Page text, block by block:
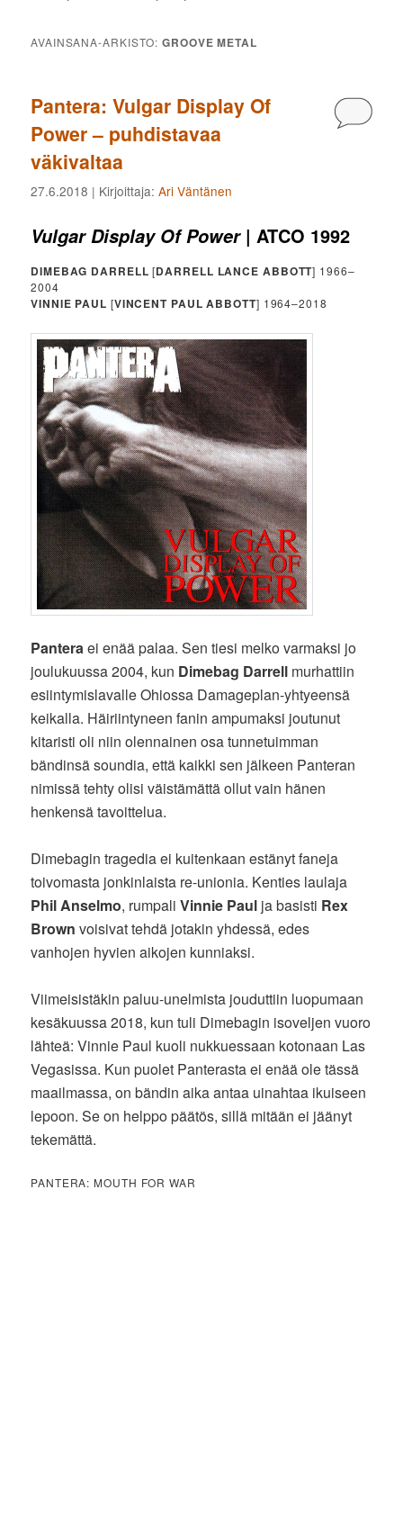
AVAINSANA-ARKISTO:GROOVE METAL
Pantera: Vulgar Display Of
Power – puhdistavaa
väkivaltaa
27.6.2018 | Kirjoittaja:Ari Väntänen
Vulgar Display Of Power| ATCO 1992
DIMEBAG DARRELL [DARRELL LANCE ABBOTT] 1966–
2004
VINNIE PAUL [VINCENT PAUL ABBOTT] 1964–2018
Pantera ei enää palaa. Sen tiesi melko varmaksi jo
joulukuussa 2004, kun Dimebag Darrell murhattiin
esiintymislavalle Ohiossa Damageplan-yhtyeensä
keikalla. Häiriintyneen fanin ampumaksi joutunut
kitaristi oli niin olennainen osa tunnetuimman
bändinsä soundia, että kaikki sen jälkeen Panteran
nimissä tehty olisi väistämättä ollut vain hänen
henkensä tavoittelua.
Dimebagin tragedia ei kuitenkaan estänyt faneja
toivomasta jonkinlaista re-unionia. Kenties laulaja
Phil Anselmo, rumpaliVinnie Paul ja basisti Rex
Brown voisivat tehdä jotakin yhdessä, edes
vanhojen hyvien aikojen kunniaksi.
Viimeisistäkin paluu-unelmista jouduttiin luopumaan
kesäkuussa 2018, kun tuli Dimebagin isoveljen vuoro
lähteä: Vinnie Paul kuoli nukkuessaan kotonaan Las
Vegasissa. Kun puolet Panterasta ei enää ole tässä
maailmassa, on bändin aika antaa uinahtaa ikuiseen
lepoon. Se on helppo päätös, sillä mitään ei jäänyt
tekemättä.
PANTERA: MOUTH FOR WAR